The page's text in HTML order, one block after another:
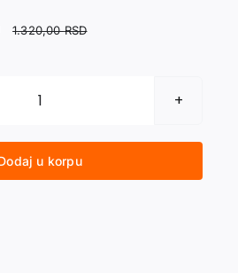
1.320,00RSD
DAVID
količina
u korpu